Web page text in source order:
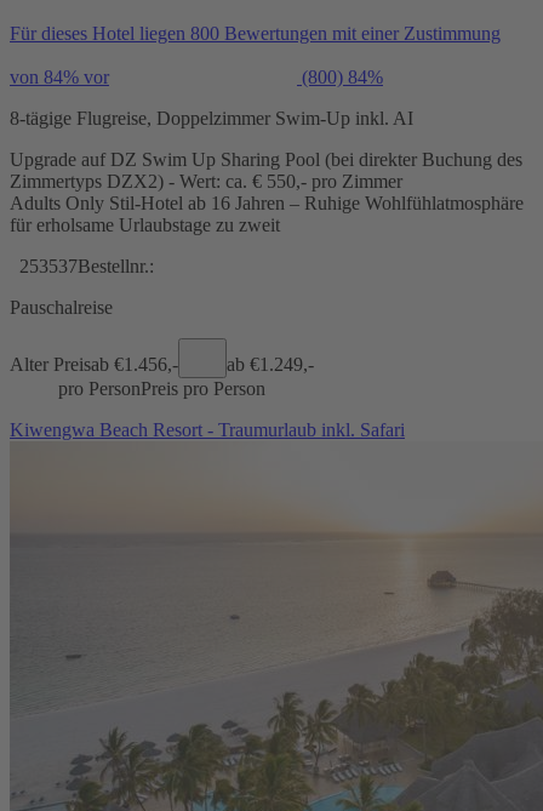
Für dieses Hotel liegen 800 Bewertungen mit einer Zustimmung
von 84% vor (800) 84%
8-tägige Flugreise, Doppelzimmer Swim-Up inkl. AI
Upgrade auf DZ Swim Up Sharing Pool (bei direkter Buchung des
Zimmertyps DZX2) - Wert: ca. € 550,- pro Zimmer
Adults Only Stil-Hotel ab 16 Jahren – Ruhige Wohlfühlatmosphäre
für erholsame Urlaubstage zu zweit
253537Bestellnr.:
Pauschalreise
Alter Preisab €1.456,- ab €1.249,-
pro PersonPreis pro Person
Kiwengwa Beach Resort - Traumurlaub inkl. Safari